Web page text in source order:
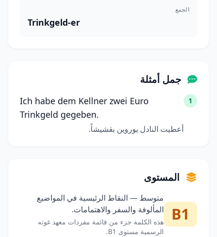
الجمع
Trinkgeld-er
جمل أمثلة
1
Ich habe dem Kellner zwei Euro
Trinkgeld gegeben.
أعطيت النادل يوروين بقشيشاً.
المستوى
B1
متوسط — النقاط الرئيسية في المواضيع
المألوفة والسفر والاهتمامات.
هذه الكلمة جزء من قائمة مفردات معهد غوته
الرسمية مستوى B1.